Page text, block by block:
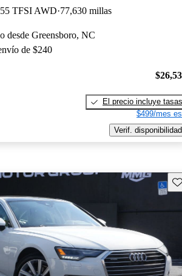
TFSI AWD 77,630 millas
desde Greensboro, NC
de $240
El precio incluye tasas
$499/mes
Verif. disponibilidad